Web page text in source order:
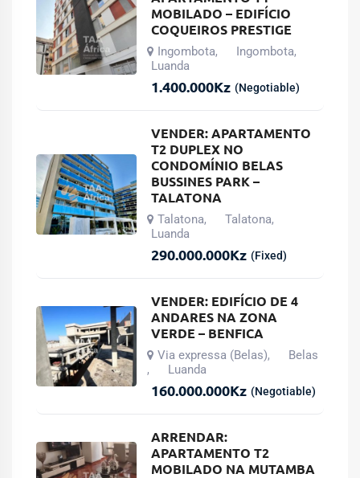
MOBILADO – EDIFÍCIO
COQUEIROS PRESTIGE
Ingombota, Ingombota,
Luanda
1.400.000Kz (Negotiable)
VENDER: APARTAMENTO
T2 DUPLEX NO
CONDOMÍNIO BELAS
BUSSINES PARK –
TALATONA
Talatona, Talatona,
Luanda
290.000.000Kz (Fixed)
VENDER: EDIFÍCIO DE 4
ANDARES NA ZONA
VERDE – BENFICA
Via expressa (Belas), Belas
, Luanda
160.000.000Kz (Negotiable)
ARRENDAR:
APARTAMENTO T2
MOBILADO NA MUTAMBA